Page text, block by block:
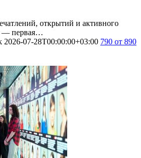
открытий и активного
— первая…
2026-07-28T00:00:00+03:00 790 от 890